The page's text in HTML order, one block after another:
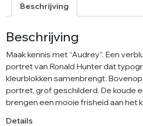
schilderij
aantal
Beschrijving
Beschrijving
Maak kennis met “Audrey”. Een
portret van Ronald Hunter dat
kleurblokken samenbrengt.
portret, grof geschilderd. De koude
brengen een mooie frisheid aan het
Details